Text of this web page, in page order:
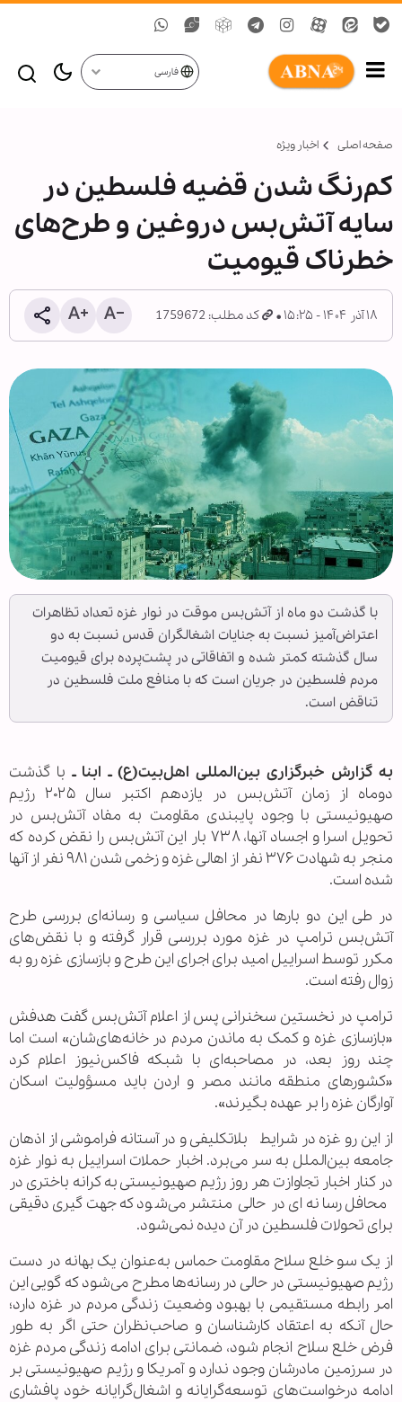
فارسی
صفحه اصلی اخبار ویژه
کم‌رنگ شدن قضیه فلسطین در
سایه آتش‌بس دروغین و طرح‌های
خطرناک قیومیت
۱۸ آذر ۱۴۰۴ - ۱۵:۲۵ کد مطلب: 1759672
با گذشت دو ماه از آتش‌بس موقت در نوار غزه تعداد تظاهرات
اعتراض‌آمیز نسبت به جنایات اشغالگران قدس نسبت به دو
سال گذشته کمتر شده و اتفاقاتی در پشت‌پرده برای قیومیت
مردم فلسطین در جریان است که با منافع ملت فلسطین در
تناقض است.
به گزارش خبرگزاری بین‌المللی اهل‌بیت(ع) ـ ابنا ـ با گذشت
دوماه
از زمان آتش‌بس در یازدهم اکتبر سال ۲۰۲۵ رژیم
صهیونیستی با وجود پایبندی مقاومت به مفاد آتش‌بس در
تحویل اسرا و اجساد آنها، ۷۳۸ بار این آتش‌بس را نقض کرده که
منجر به شهادت ۳۷۶ نفر از اهالی غزه و زخمی شدن ۹۸۱ نفر از آنها
شده است.
در طی این دو بارها در محافل سیاسی و رسانه‌ای بررسی طرح
آتش‌بس ترامپ در غزه مورد بررسی قرار گرفته و با نقض‌های
مکرر توسط اسراییل امید برای اجرای این طرح و بازسازی غزه رو به
زوال رفته است.
ترامپ در نخستین سخنرانی پس از اعلام آتش‌بس گفت هدفش
«بازسازی غزه و کمک به ماندن مردم در خانه‌های‌شان» است اما
چند روز بعد، در مصاحبه‌ای با شبکه فاکس‌نیوز اعلام ‌کرد
«کشورهای منطقه مانند مصر و اردن باید مسؤولیت اسکان
آوارگان غزه را بر عهده بگیرند».
از این رو غزه در شرایط بلاتکلیفی و در آستانه فراموشی از اذهان
جامعه بین‌الملل به سر می‌برد. اخبار حملات اسراییل به نوار غزه
در کنار اخبار تجاوازت هر روز رژیم صهیونیستی به کرانه باختری در
محافل رسانه‌ای در حالی منتشر می‌شود که جهت‌گیری دقیقی
برای تحولات فلسطین در آن دیده نمی‌شود.
از یک سو خلع سلاح مقاومت حماس به‌عنوان یک بهانه در دست
رژیم صهیونیستی در حالی در رسانه‌ها مطرح می‌شود که گویی این
امر رابطه مستقیمی با بهبود وضعیت زندگی مردم در غزه دارد؛
حال آنکه به اعتقاد کارشناسان و صاحب‌نظران حتی اگر به طور
فرض خلع سلاح انجام شود، ضمانتی برای ادامه زندگی مردم غزه
در سرزمین مادرشان وجود ندارد و آمریکا و رژیم صهیونیستی بر
ادامه درخواست‌های توسعه‌گرایانه و اشغال‌گرایانه خود پافشاری